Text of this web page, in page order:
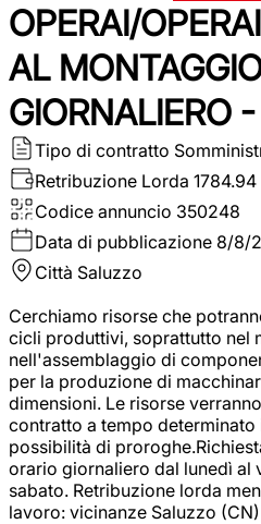
OPERAI/
AL
GIORNALIERO
Tipo di contratto
Retribuzione Lorda
Codice annuncio 350248
Data di pubblicazione 8/8/
Città Saluzzo
Cerchiamo risorse che
cicli produttivi, soprattutto nel
nell'assemblaggio di
per la produzione di
dimensioni. Le risorse
contratto a tempo
possibilità di
orario giornaliero dal lunedì al
sabato. Retribuzione lorda
lavoro: vicinanze Saluzzo (CN)